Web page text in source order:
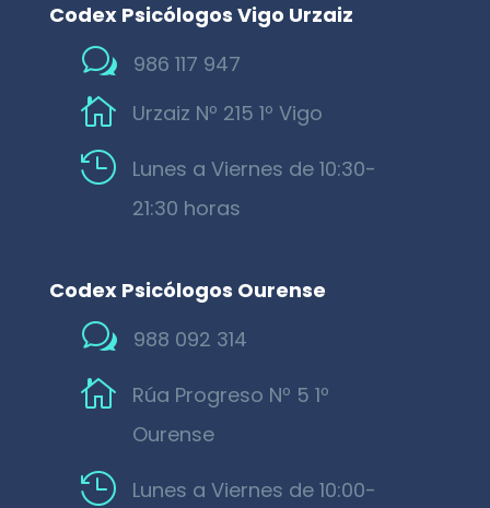
Codex Psicólogos Vigo Urzaiz
w 986 117 947
 Urzaiz Nº 215 1º Vigo

Lunes a Viernes de 10:30-
21:30 horas
Codex Psicólogos Ourense
w 988 092 314

Rúa Progreso Nº 5 1º
Ourense

Lunes a Viernes de 10:00-